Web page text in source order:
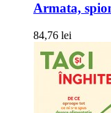
Armata,
84,76 lei